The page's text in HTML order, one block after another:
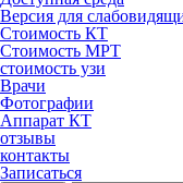
Версия для
Стоимость КТ
Стоимость МРТ
стоимость узи
Врачи
Фотографии
Аппарат КТ
отзывы
контакты
Записаться